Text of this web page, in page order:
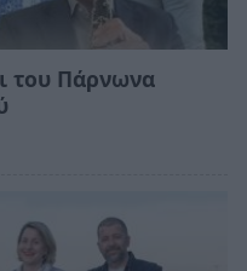
του Πάρνωνα